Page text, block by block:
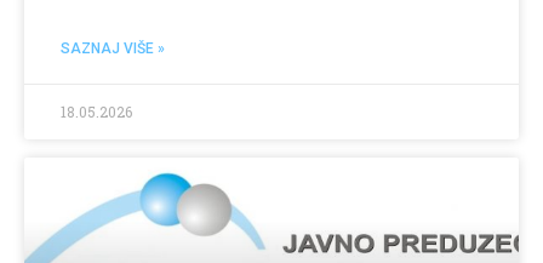
SAZNAJ VIŠE »
18.05.2026